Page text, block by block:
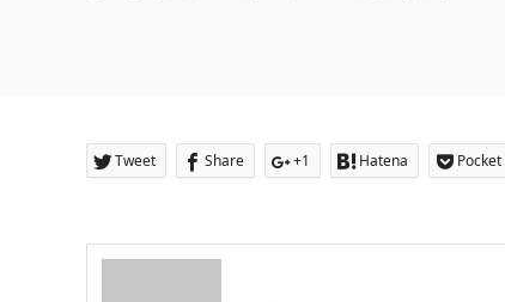
Tweet Share +1 Hatena Pocket